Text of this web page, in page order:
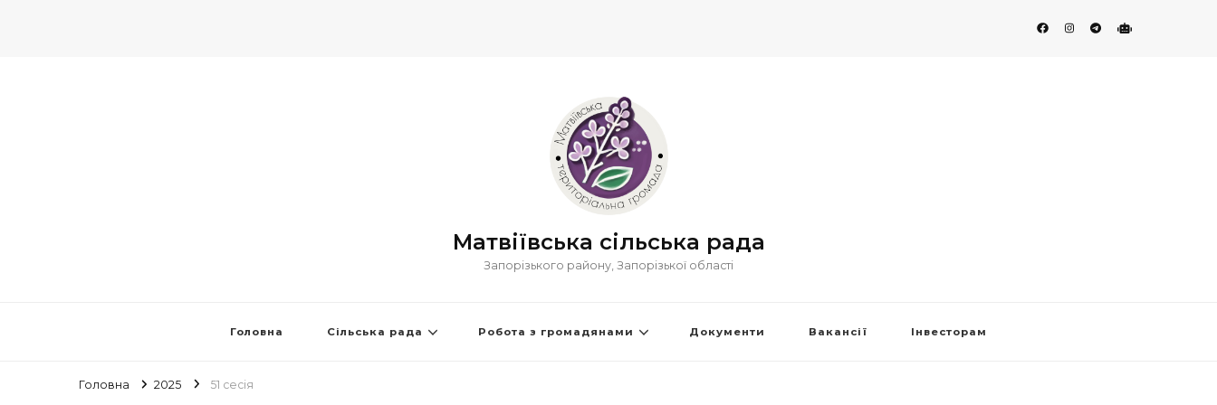
Матвіївська сільська рада
Запорізького району, Запорізької області
Головна Сільська рада Робота з громадянами Документи Вакансії Інвесторам
Головна 2025 51 cесія